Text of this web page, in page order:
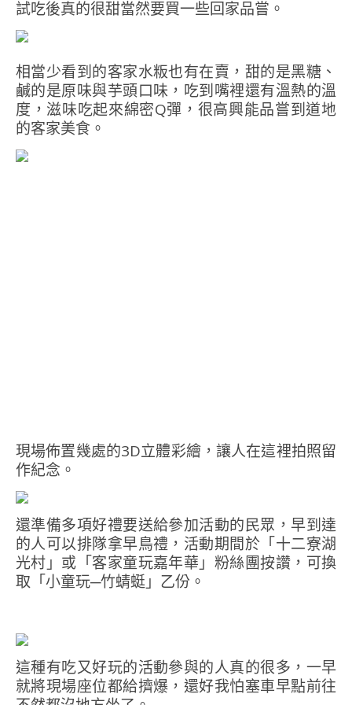
試吃後真的很甜當然要買一些回家品嘗。
相當少看到的客家水粄也有在賣，甜的是黑糖、
鹹的是原味與芋頭口味，吃到嘴裡還有溫熱的溫
度，滋味吃起來綿密Q彈，很高興能品嘗到道地
的客家美食。
現場佈置幾處的3D立體彩繪，讓人在這裡拍照留
作紀念。
還準備多項好禮要送給參加活動的民眾，早到達
的人可以排隊拿早鳥禮，活動期間於「十二寮湖
光村」或「客家童玩嘉年華」粉絲團按讚，可換
取「小童玩─竹蜻蜓」乙份。
這種有吃又好玩的活動參與的人真的很多，一早
就將現場座位都給擠爆，還好我怕塞車早點前往